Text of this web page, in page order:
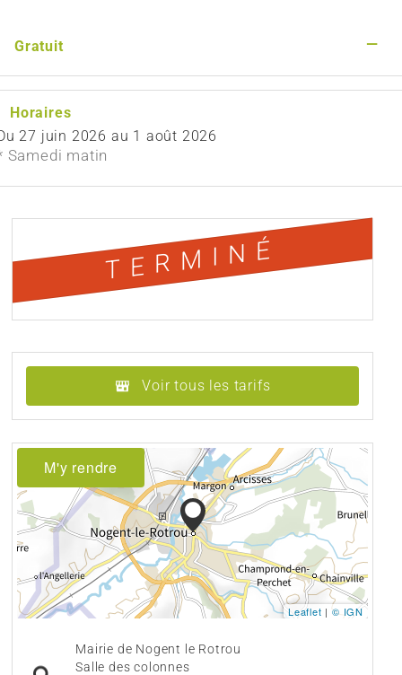
Gratuit —
Horaires
27 juin 2026 au 1 août 2026
Samedi matin
TERMINÉ
Voir tous les tarifs
M'y rendre
Leaflet |© IGN
Mairie de Nogent le Rotrou
Salle des colonnes